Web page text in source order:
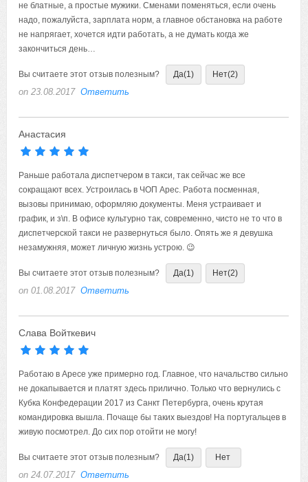
не блатные, а простые мужики. Сменами поменяться, если очень
надо, пожалуйста, зарплата норм, а главное обстановка на работе
не напрягает, хочется идти работать, а не думать когда же
закончиться день…
Вы считаете этот отзыв полезным? Да(1) Нет(2)
on 23.08.2017 Ответить
Анастасия
Раньше работала диспетчером в такси, так сейчас же все
сокращают всех. Устроилась в ЧОП Арес. Работа посменная,
вызовы принимаю, оформляю документы. Меня устраивает и
график, и з\п. В офисе культурно так, современно, чисто не то что в
диспетчерской такси не развернуться было. Опять же я девушка
незамужняя, может личную жизнь устрою. 😉
Вы считаете этот отзыв полезным? Да(1) Нет(2)
on 01.08.2017 Ответить
Слава Войткевич
Работаю в Аресе уже примерно год. Главное, что начальство сильно
не докапывается и платят здесь прилично. Только что вернулись с
Кубка Конфедерации 2017 из Санкт Петербурга, очень крутая
командировка вышла. Почаще бы таких выездов! На португальцев в
живую посмотрел. До сих пор отойти не могу!
Вы считаете этот отзыв полезным? Да(1) Нет
on 24.07.2017 Ответить